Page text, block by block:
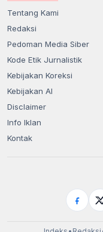
Tentang Kami
Redaksi
Pedoman Media Siber
Kode Etik Jurnalistik
Kebijakan Koreksi
Kebijakan AI
Disclaimer
Info Iklan
Kontak